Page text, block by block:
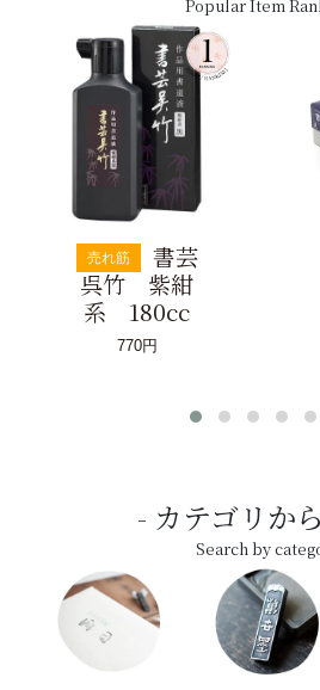
Popular Item
売れ筋
書芸
呉竹 紫紺
系 180cc
770円
カテゴリか
Search by